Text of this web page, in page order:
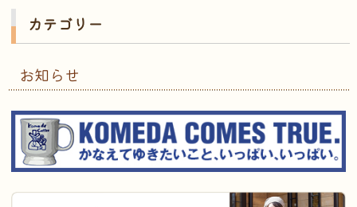
カテゴリー
お知らせ